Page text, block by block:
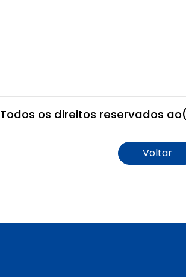
Todos os direitos reservados
Voltar